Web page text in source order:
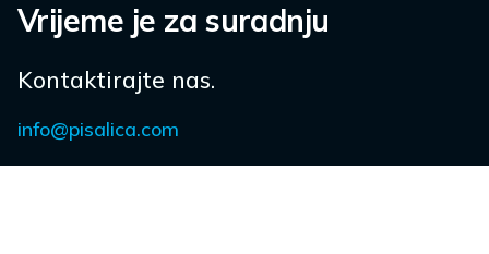
Vrijeme je za suradnju
Kontaktirajte nas.
info@pisalica.com